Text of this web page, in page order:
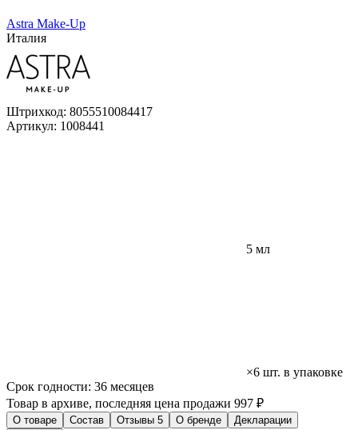
Astra Make-Up
Италия
Штрихкод: 8055510084417
Артикул: 1008441
5 мл
×6 шт. в упаковке
Срок годности: 36 месяцев
Товар в архиве, последняя цена продажи 997 ₽
О товаре Состав Отзывы 5 О бренде
Декларации